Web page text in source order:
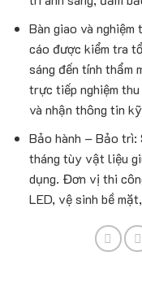
Bàn giao và nghiệm
cáo được kiểm tra
sáng đến tính thẩm
trực tiếp nghiệm
và nhận thông tin
Bảo hành – Bảo
tháng tùy vật liệu
dụng. Đơn vị thi
LED, vệ sinh bề